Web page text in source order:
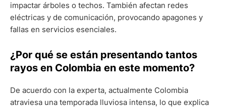
impactar árboles o techos. También afectan redes
eléctricas y de comunicación, provocando apagones y
fallas en servicios esenciales.
¿Por qué se están presentando tantos
rayos en Colombia en este momento?
De acuerdo con la experta, actualmente Colombia
atraviesa una temporada lluviosa intensa, lo que explica